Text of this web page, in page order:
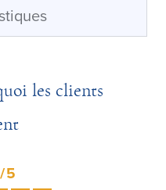
les clients
/5